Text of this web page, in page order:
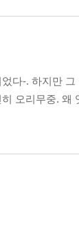
다-. 하지만
오리무중.